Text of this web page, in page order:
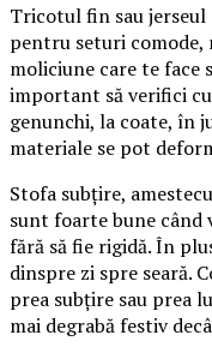
Tricotul fin sau
pentru seturi comode,
moliciune care te face
important să verifici
genunchi, la coate, în
materiale se pot
Stofa subțire,
sunt foarte bune
fără să fie rigidă. În
dinspre zi spre seară.
prea subțire sau prea
mai degrabă festiv